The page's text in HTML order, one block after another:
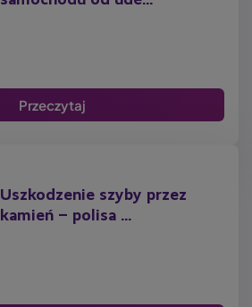
Przeczytaj
Uszkodzenie szyby przez
kamień – polisa ...